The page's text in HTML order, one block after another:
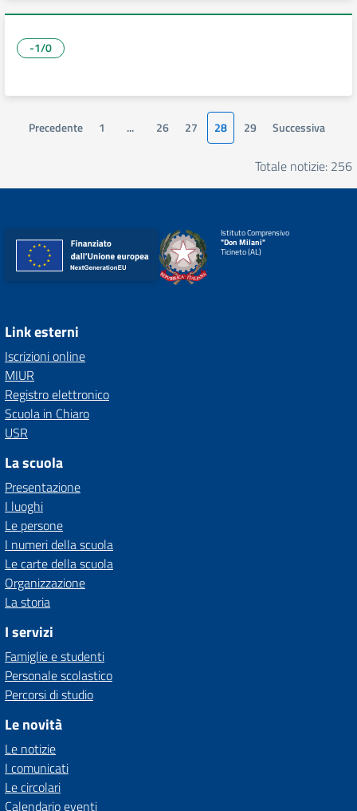
-1/0
Precedente 1 ... 26 27 28 29 Successiva
Totale notizie: 256
Istituto Comprensivo
"Don Milani"
Ticineto (AL)
Link esterni
Iscrizioni online
MIUR
Registro elettronico
Scuola in Chiaro
USR
La scuola
Presentazione
I luoghi
Le persone
I numeri della scuola
Le carte della scuola
Organizzazione
La storia
I servizi
Famiglie e studenti
Personale scolastico
Percorsi di studio
Le novità
Le notizie
I comunicati
Le circolari
Calendario eventi